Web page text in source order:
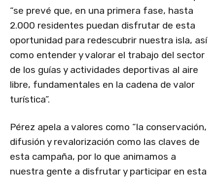
“se prevé que, en una primera fase, hasta
2.000 residentes puedan disfrutar de esta
oportunidad para redescubrir nuestra isla, así
como entender y valorar el trabajo del sector
de los guías y actividades deportivas al aire
libre, fundamentales en la cadena de valor
turística”.
Pérez apela a valores como “la conservación,
difusión y revalorización como las claves de
esta campaña, por lo que animamos a
nuestra gente a disfrutar y participar en esta